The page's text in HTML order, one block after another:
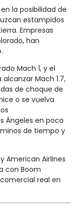
la posibilidad de
estampidos
Empresas
han
Mach 1, y el
Mach 1.7,
de choque de
o se vuelva
Ángeles en poco
de tiempo y
American Airlines
con Boom
real en